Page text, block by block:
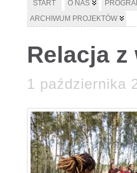
START O NAS
ARCHIWUM PROJEKTÓW
Relacja
1 października